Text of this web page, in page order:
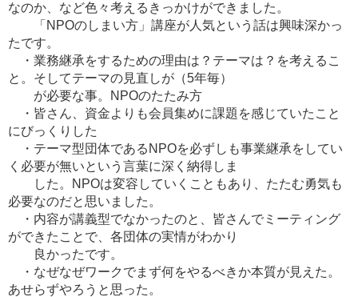
なのか、など色々考えるきっかけができました。
「NPOのしまい方」講座が人気という話は興味深かっ
たです。
・業務継承をするための理由は？テーマは？を考えるこ
と。そしてテーマの見直しが（5年毎）
が必要な事。NPOのたたみ方
・皆さん、資金よりも会員集めに課題を感じていたこと
にびっくりした
・テーマ型団体であるNPOを必ずしも事業継承をしてい
く必要が無いという言葉に深く納得しま
した。NPOは変容していくこともあり、たたむ勇気も
必要なのだと思いました。
・内容が講義型でなかったのと、皆さんでミーティング
ができたことで、各団体の実情がわかり
良かったです。
・なぜなぜワークでまず何をやるべきか本質が見えた。
あせらずやろうと思った。